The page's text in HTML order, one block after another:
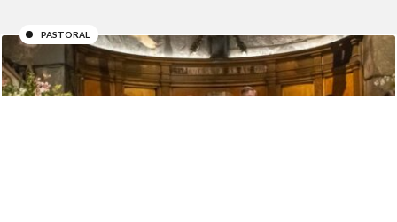
PASTORAL